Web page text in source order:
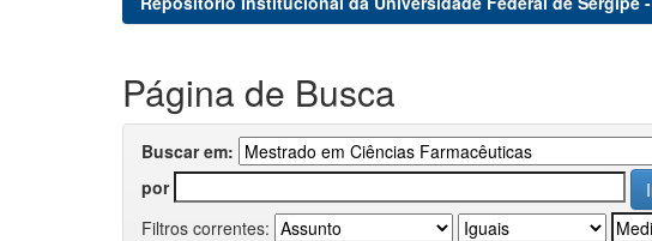
Página de Busca
Buscar em:
por
Filtros correntes: